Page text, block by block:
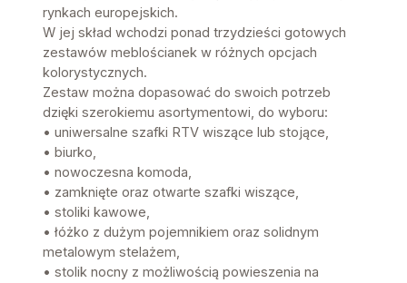
rynkach europejskich.
W jej skład wchodzi ponad trzydzieści gotowych
zestawów meblościanek w różnych opcjach
kolorystycznych.
Zestaw można dopasować do swoich potrzeb
dzięki szerokiemu asortymentowi, do wyboru:
• uniwersalne szafki RTV wiszące lub stojące,
• biurko,
• nowoczesna komoda,
• zamknięte oraz otwarte szafki wiszące,
• stoliki kawowe,
• łóżko z dużym pojemnikiem oraz solidnym
metalowym stelażem,
• stolik nocny z możliwością powieszenia na